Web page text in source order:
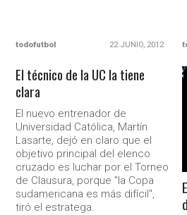
todofutbol 22 JUNIO, 2012
El técnico de la UC la tiene
clara
El nuevo entrenador de
Universidad Católica, Martín
Lasarte, dejó en claro que el
objetivo principal del elenco
cruzado es luchar por el Torneo
de Clausura, porque "la Copa
sudamericana es más difícil",
tiró el estratega.